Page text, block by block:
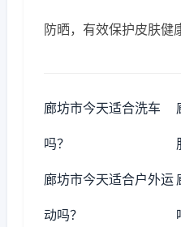
防晒，有效保护皮肤健
廊坊市今天适合洗车
吗？
廊坊市今天适合户外运
动吗？